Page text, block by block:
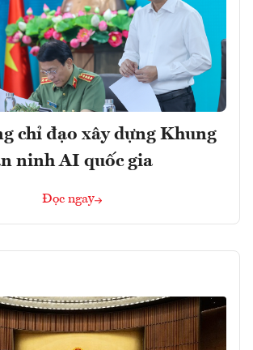
chỉ đạo xây dựng Khung
ninh AI quốc gia
Đọc ngay